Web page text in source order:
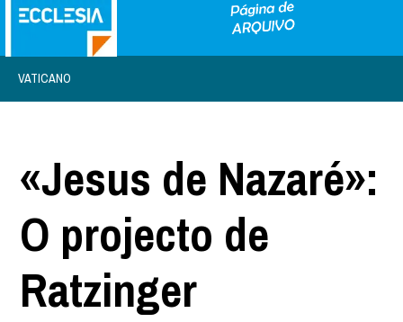
VATICANO
«Jesus de Nazaré»:
O projecto de
Ratzinger